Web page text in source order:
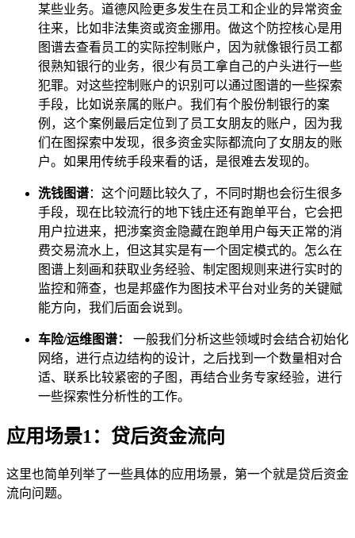
某些业务。道德风险更多发生在员工和企业的异常资金
往来，比如非法集资或资金挪用。做这个防控核心是用
图谱去查看员工的实际控制账户，因为就像银行员工都
很熟知银行的业务，很少有员工拿自己的户头进行一些
犯罪。对这些控制账户的识别可以通过图谱的一些探索
手段，比如说亲属的账户。我们有个股份制银行的案
例，这个案例最后定位到了员工女朋友的账户，因为我
们在图探索中发现，很多资金实际都流向了女朋友的账
户。如果用传统手段来看的话，是很难去发现的。
洗钱图谱：这个问题比较久了，不同时期也会衍生很多
手段，现在比较流行的地下钱庄还有跑单平台，它会把
用户拉进来，把涉案资金隐藏在跑单用户每天正常的消
费交易流水上，但这其实是有一个固定模式的。怎么在
图谱上刻画和获取业务经验、制定图规则来进行实时的
监控和筛查，也是邦盛作为图技术平台对业务的关键赋
能方向，我们后面会说到。
车险/运维图谱：
一般我们分析这些领域时会结合初始化
网络，进行点边结构的设计，之后找到一个数量相对合
适、联系比较紧密的子图，再结合业务专家经验，进行
一些探索性分析性的工作。
应用场景1：贷后资金流向
这里也简单列举了一些具体的应用场景，第一个就是贷后资金
流向问题。